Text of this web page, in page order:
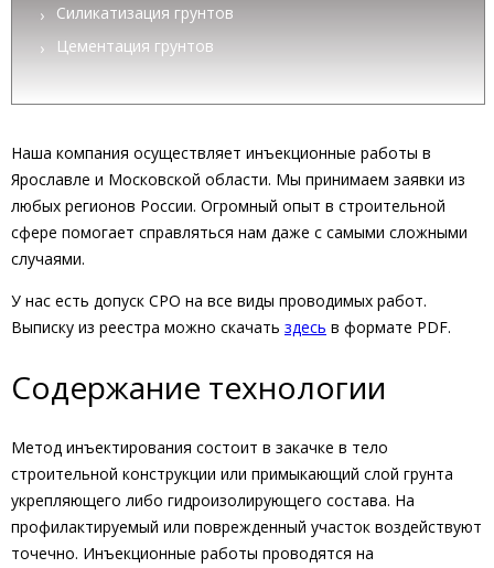
Силикатизация грунтов
Цементация грунтов
Наша компания осуществляет инъекционные работы в
Ярославле и Московской области. Мы принимаем заявки из
любых регионов России. Огромный опыт в строительной
сфере помогает справляться нам даже с самыми сложными
случаями.
У нас есть допуск СРО на все виды проводимых работ.
Выписку из реестра можно скачать здесь в формате PDF.
Содержание технологии
Метод инъектирования состоит в закачке в тело
строительной конструкции или примыкающий слой грунта
укрепляющего либо гидроизолирующего состава. На
профилактируемый или поврежденный участок воздействуют
точечно. Инъекционные работы проводятся на